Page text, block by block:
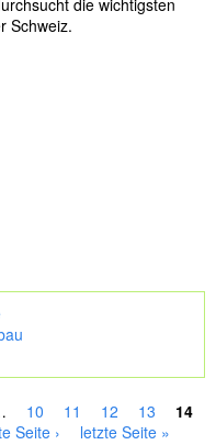
die wichtigsten
Schweiz.
10 11 12 13
14
Seite › letzte Seite »